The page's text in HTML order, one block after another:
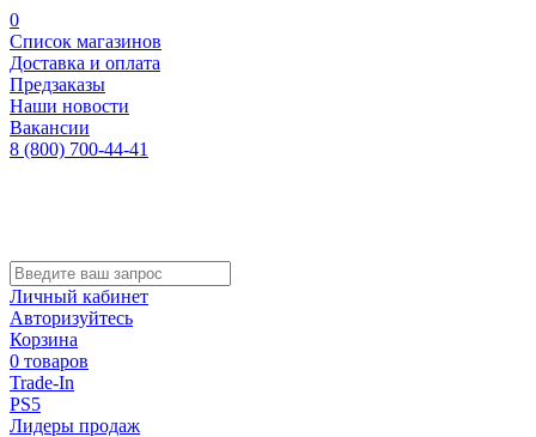
0
Список магазинов
Доставка и оплата
Предзаказы
Наши новости
Вакансии
8 (800) 700-44-41
Личный кабинет
Авторизуйтесь
Корзина
0 товаров
Trade-In
PS5
Лидеры продаж